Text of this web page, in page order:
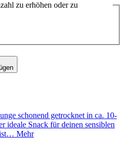
zu erhöhen oder zu
schonend getrocknet in ca. 10-
ideale Snack für deinen sensiblen
Mehr